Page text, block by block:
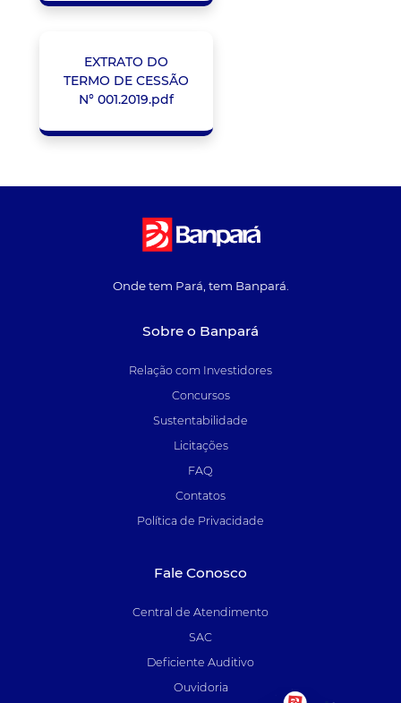
EXTRATO DO
TERMO DE CESSÃO
N° 001.2019.pdf
Onde tem Pará, tem Banpará.
Sobre o Banpará
Relação com Investidores
Concursos
Sustentabilidade
Licitações
FAQ
Contatos
Política de Privacidade
Fale Conosco
Central de Atendimento
SAC
Deficiente Auditivo
Ouvidoria